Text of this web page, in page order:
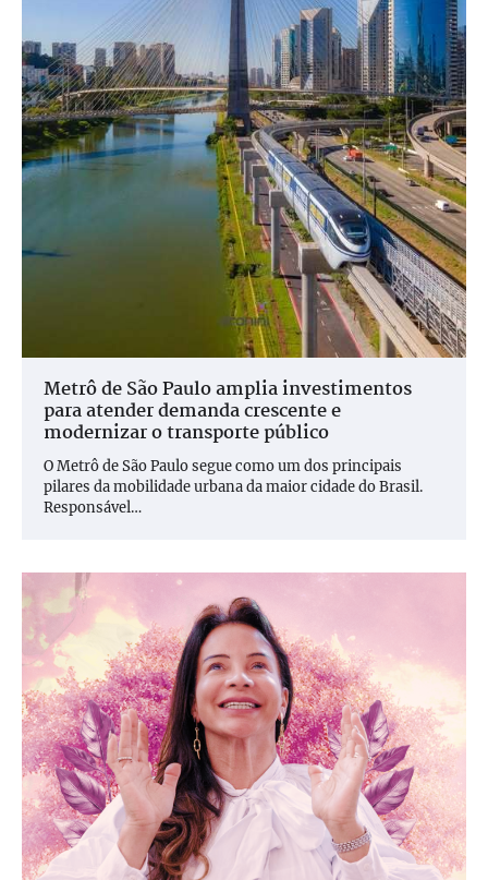
Metrô de São Paulo amplia investimentos
para atender demanda crescente e
modernizar o transporte público
O Metrô de São Paulo segue como um dos principais
pilares da mobilidade urbana da maior cidade do Brasil.
Responsável…